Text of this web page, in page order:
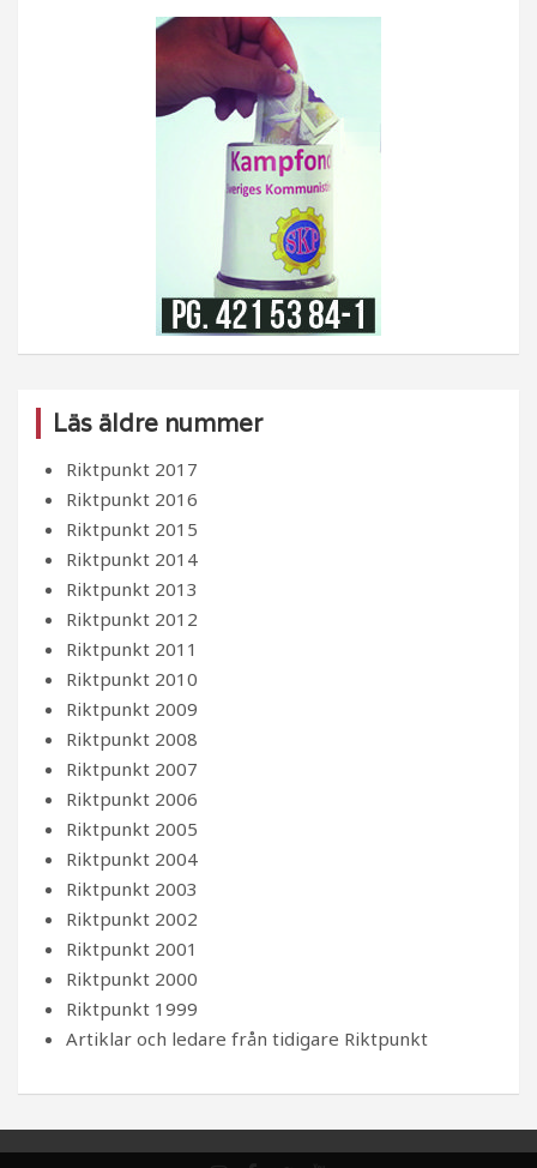
Läs äldre nummer
Riktpunkt 2017
Riktpunkt 2016
Riktpunkt 2015
Riktpunkt 2014
Riktpunkt 2013
Riktpunkt 2012
Riktpunkt 2011
Riktpunkt 2010
Riktpunkt 2009
Riktpunkt 2008
Riktpunkt 2007
Riktpunkt 2006
Riktpunkt 2005
Riktpunkt 2004
Riktpunkt 2003
Riktpunkt 2002
Riktpunkt 2001
Riktpunkt 2000
Riktpunkt 1999
Artiklar och ledare från tidigare Riktpunkt